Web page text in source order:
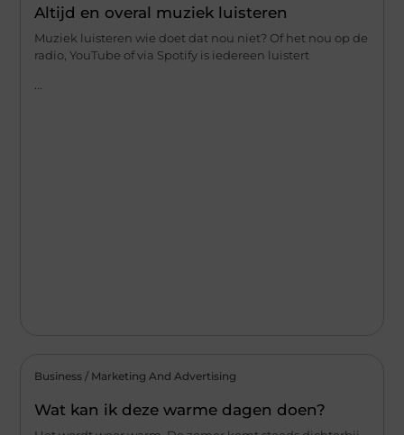
Altijd en overal muziek luisteren
Muziek luisteren wie doet dat nou niet? Of het nou op de
radio, YouTube of via Spotify is iedereen luistert
Business / Marketing And Advertising
Wat kan ik deze warme dagen doen?